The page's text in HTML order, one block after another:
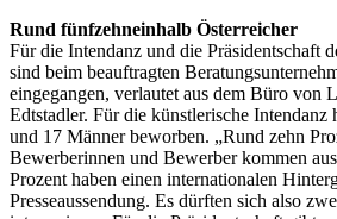
Rund fünfzehneinhalb Österreicher
Für die Intendanz und die Präsidentschaft
sind beim beauftragten
eingegangen, verlautet aus dem Büro von
Edtstadler. Für die künstlerische Intendanz
und 17 Männer beworben. „Rund zehn
Bewerberinnen und Bewerber kommen
Prozent haben einen internationalen
Presseaussendung. Es dürften sich also